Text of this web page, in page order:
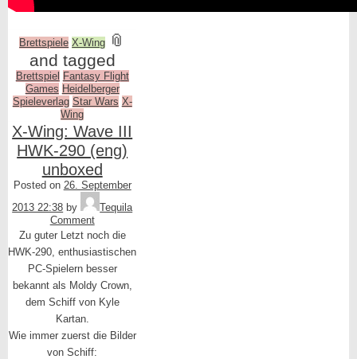
Brettspiele X-Wing 📎
and tagged
Brettspiel Fantasy Flight
Games Heidelberger
Spieleverlag Star Wars X-
Wing
X-Wing: Wave III
HWK-290 (eng)
unboxed
Posted on 26. September
2013 22:38 by
Tequila
Comment
Zu guter Letzt noch die
HWK-290, enthusiastischen
PC-Spielern besser
bekannt als Moldy Crown,
dem Schiff von Kyle
Kartan.
Wie immer zuerst die Bilder
von Schiff: